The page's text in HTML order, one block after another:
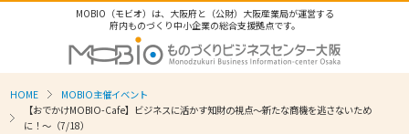
MOBIO（モビオ）は、大阪府と（公財）大阪産業局が運営する
府内ものづくり中小企業の総合支援拠点です。
HOME
MOBIO主催イベント
【おでかけMOBIO-Cafe】ビジネスに活かす知財の視点～新たな商機を逃さないため
に！～（7/18）